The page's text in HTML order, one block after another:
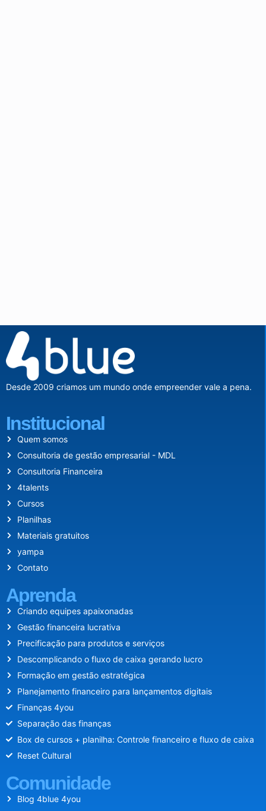
Desde 2009 criamos um mundo onde empreender vale a pena.
Institucional
Quem somos
Consultoria de gestão empresarial - MDL
Consultoria Financeira
4talents
Cursos
Planilhas
Materiais gratuitos
yampa
Contato
Aprenda
Criando equipes apaixonadas
Gestão financeira lucrativa
Precificação para produtos e serviços
Descomplicando o fluxo de caixa gerando lucro
Formação em gestão estratégica
Planejamento financeiro para lançamentos digitais
Finanças 4you
Separação das finanças
Box de cursos + planilha: Controle financeiro e fluxo de caixa
Reset Cultural
Comunidade
Blog 4blue 4you